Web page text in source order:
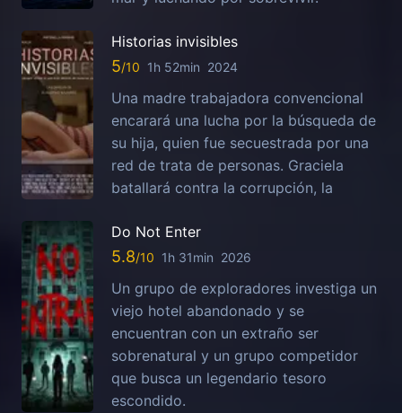
Historias invisibles
5 1h 52min 2024
Una madre trabajadora convencional
encarará una lucha por la búsqueda de
su hija, quien fue secuestrada por una
red de trata de personas. Graciela
batallará contra la corrupción, la
Do Not Enter
5.8 1h 31min 2026
Un grupo de exploradores investiga un
viejo hotel abandonado y se
encuentran con un extraño ser
sobrenatural y un grupo competidor
que busca un legendario tesoro
escondido.